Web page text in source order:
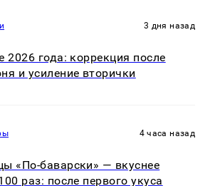
3 дня назад
2026 года: коррекция после
и усиление вторички
4 часа назад
«По-баварски» — вкуснее
раз: после первого укуса